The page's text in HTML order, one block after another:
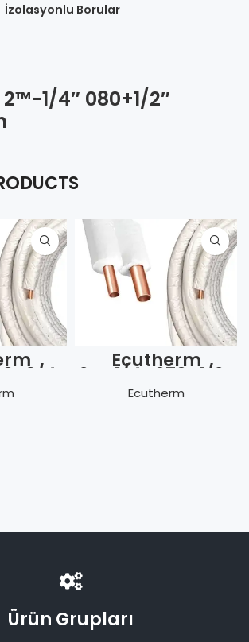
İzolasyonlu Borular
1/4″ 080+1/2″
4″
– B
Ecutherm
2™-1/4″ 070+1/2″
070/13mm
Ecutherm
Ürün Grupları